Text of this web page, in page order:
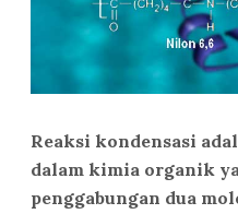
Reaksi kondensasi
dalam kimia organik
penggabungan dua